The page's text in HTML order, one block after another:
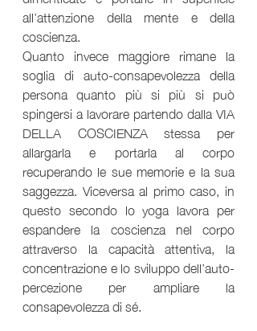
all’attenzione della mente e della
coscienza.
Quanto invece maggiore rimane la
soglia di auto-consapevolezza della
persona quanto più si più si può
spingersi a lavorare partendo dalla VIA
DELLA COSCIENZA stessa per
allargarla e portarla al corpo
recuperando le sue memorie e la sua
saggezza. Viceversa al primo caso, in
questo secondo lo yoga lavora per
espandere la coscienza nel corpo
attraverso la capacità attentiva, la
concentrazione e lo sviluppo dell’auto-
percezione per ampliare la
consapevolezza di sé.